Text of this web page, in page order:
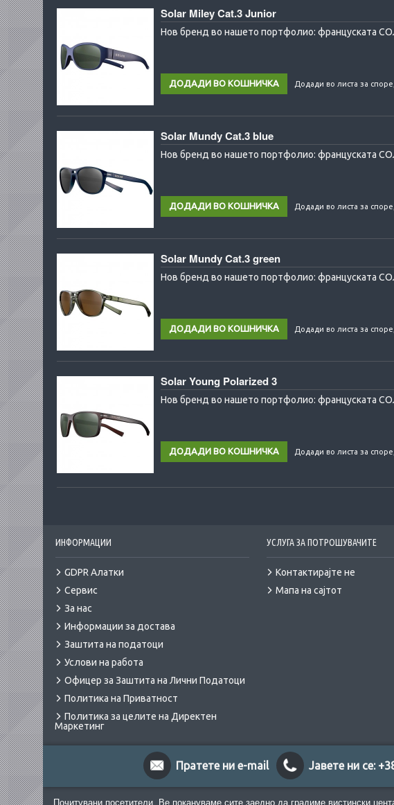
Додади во листа за
Solar Miley Cat.3 Junior
Нов бренд во нашето портфолио: француската
Додади во листа за
Solar Mundy Cat.3 blue
Нов бренд во нашето портфолио: француската
Додади во листа за
Solar Mundy Cat.3 green
Нов бренд во нашето портфолио: француската
Додади во листа за
Solar Young Polarized 3
Нов бренд во нашето портфолио: француската
ИНФОРМАЦИИ
GDPR Алатки
Сервис
За нас
Информации за достава
Заштита на податоци
Услови на работа
Офицер за Заштита на Лични Податоци
Политика на Приватност
Политика за целите на Директен
Маркетинг
УСЛУГА ЗА ПОТРОШУВАЧИТЕ
Контактирајте не
Мапа на сајтот
Пратете ни e-mail Јавете ни се:
Почитувани посетители, Ве покануваме сите заедно да градиме вистински